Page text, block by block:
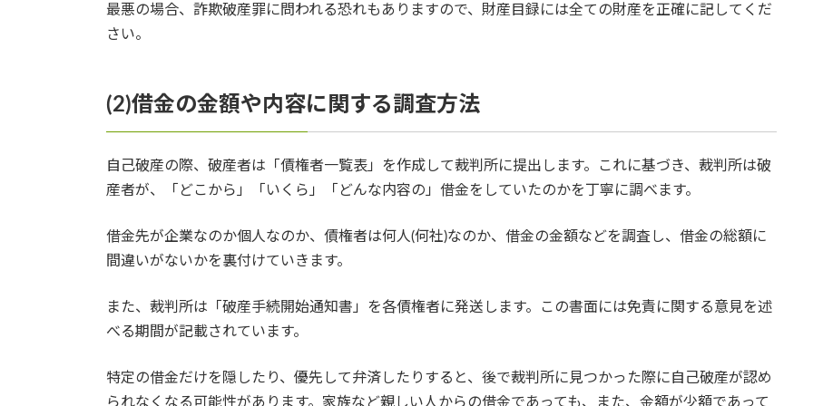
最悪の場合、詐欺破産罪に問われる恐れもありますので、財産目録には全ての財産を正確に記してくだ
さい。
(2)借金の金額や内容に関する調査方法
自己破産の際、破産者は「債権者一覧表」を作成して裁判所に提出します。これに基づき、裁判所は破
産者が、「どこから」「いくら」「どんな内容の」借金をしていたのかを丁寧に調べます。
借金先が企業なのか個人なのか、債権者は何人(何社)なのか、借金の金額などを調査し、借金の総額に
間違いがないかを裏付けていきます。
また、裁判所は「破産手続開始通知書」を各債権者に発送します。この書面には免責に関する意見を述
べる期間が記載されています。
特定の借金だけを隠したり、優先して弁済したりすると、後で裁判所に見つかった際に自己破産が認め
られなくなる可能性があります。家族など親しい人からの借金であっても、また、金額が少額であって